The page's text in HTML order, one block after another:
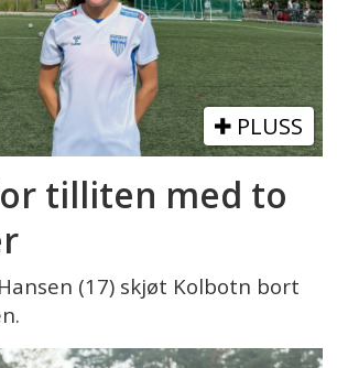
PLUSS
tilliten med to
(17) skjøt Kolbotn bort